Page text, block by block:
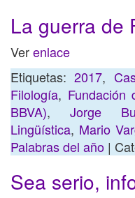
La guerra de
Verenlace
Etiquetas:2017,
Filología, Fundación
BBVA), Jorge
Lingüística, Mario
Palabras del año |
Sea serio,